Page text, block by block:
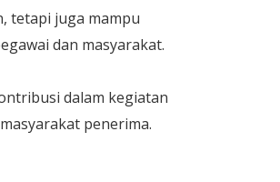
tetapi juga mampu
dan masyarakat.
dalam kegiatan
penerima.